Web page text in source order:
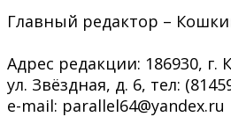
Главный редактор –
Адрес редакции: 186930, г.
ул. Звёздная, д. 6, тел:
e-mail: parallel64@yandex.ru